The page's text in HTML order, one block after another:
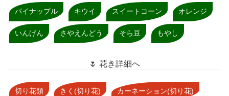
パイナップル キウイ スイートコーン オレンジ
いんげん さやえんどう そら豆 もやし
🌷 花き詳細へ
切り花類 きく(切り花) カーネーション(切り花)